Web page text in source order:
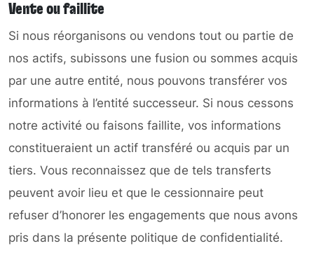
Vente ou faillite
Si nous réorganisons ou vendons tout ou partie de
nos actifs, subissons une fusion ou sommes acquis
par une autre entité, nous pouvons transférer vos
informations à l’entité successeur. Si nous cessons
notre activité ou faisons faillite, vos informations
constitueraient un actif transféré ou acquis par un
tiers. Vous reconnaissez que de tels transferts
peuvent avoir lieu et que le cessionnaire peut
refuser d’honorer les engagements que nous avons
pris dans la présente politique de confidentialité.